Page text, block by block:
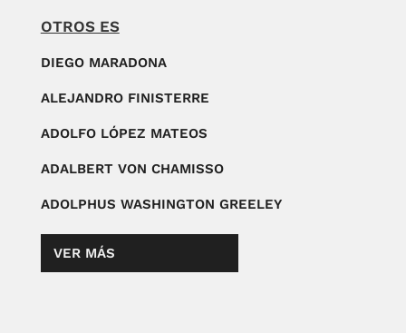
OTROS ES
DIEGO MARADONA
ALEJANDRO FINISTERRE
ADOLFO LÓPEZ MATEOS
ADALBERT VON CHAMISSO
ADOLPHUS WASHINGTON GREELEY
VER MÁS